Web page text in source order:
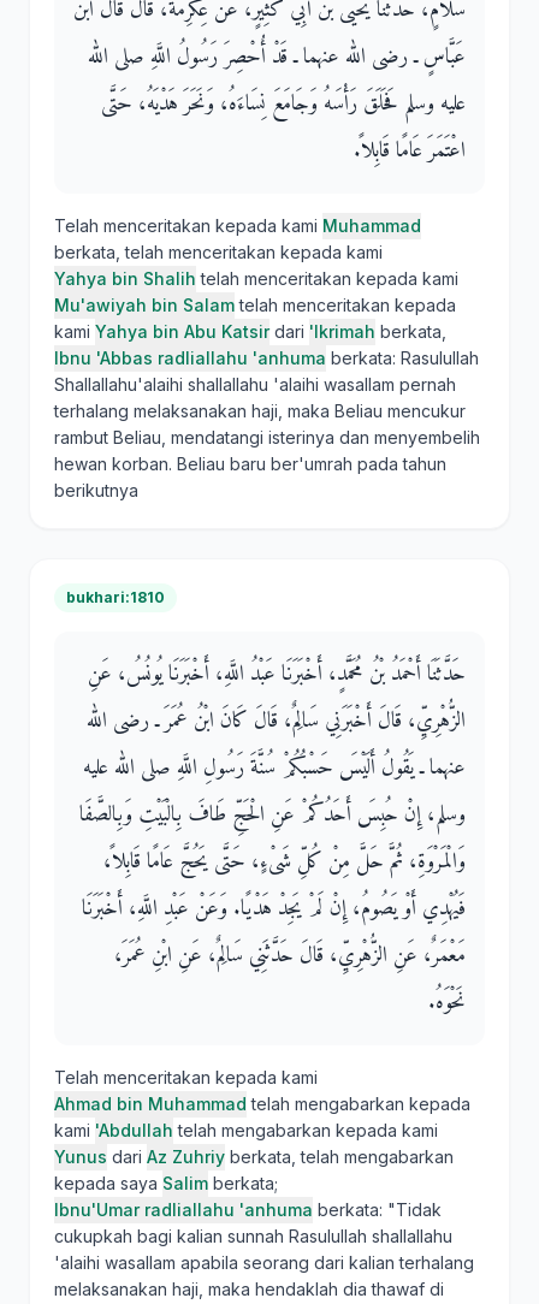
سَلاَّمٍ، حَدَّثَنَا يَحْيَى بْنُ أَبِي كَثِيرٍ، عَنْ عِكْرِمَةَ، قَالَ قَالَ ابْنُ
عَبَّاسٍ ـ رضى الله عنهما ـ قَدْ أُحْصِرَ رَسُولُ اللَّهِ صلى الله
عليه وسلم فَحَلَقَ رَأْسَهُ وَجَامَعَ نِسَاءَهُ، وَنَحَرَ هَدْيَهُ، حَتَّى
اعْتَمَرَ عَامًا قَابِلاً‏.‏
Telah menceritakan kepada kami Muhammad
berkata, telah menceritakan kepada kami
Yahya bin Shalih telah menceritakan kepada kami
Mu'awiyah bin Salamtelah menceritakan kepada
kami Yahya bin Abu Katsirdari 'Ikrimah berkata,
Ibnu 'Abbas radliallahu 'anhuma berkata: Rasulullah
Shallallahu'alaihi shallallahu 'alaihi wasallam pernah
terhalang melaksanakan haji, maka Beliau mencukur
rambut Beliau, mendatangi isterinya dan menyembelih
hewan korban. Beliau baru ber'umrah pada tahun
berikutnya
bukhari:1810
حَدَّثَنَا أَحْمَدُ بْنُ مُحَمَّدٍ، أَخْبَرَنَا عَبْدُ اللَّهِ، أَخْبَرَنَا يُونُسُ، عَنِ
الزُّهْرِيِّ، قَالَ أَخْبَرَنِي سَالِمٌ، قَالَ كَانَ ابْنُ عُمَرَ ـ رضى الله
عنهما ـ يَقُولُ أَلَيْسَ حَسْبُكُمْ سُنَّةَ رَسُولِ اللَّهِ صلى الله عليه
وسلم، إِنْ حُبِسَ أَحَدُكُمْ عَنِ الْحَجِّ طَافَ بِالْبَيْتِ وَبِالصَّفَا
وَالْمَرْوَةِ، ثُمَّ حَلَّ مِنْ كُلِّ شَىْءٍ، حَتَّى يَحُجَّ عَامًا قَابِلاً،
فَيُهْدِي أَوْ يَصُومُ، إِنْ لَمْ يَجِدْ هَدْيًا‏.‏ وَعَنْ عَبْدِ اللَّهِ، أَخْبَرَنَا
مَعْمَرٌ، عَنِ الزُّهْرِيِّ، قَالَ حَدَّثَنِي سَالِمٌ، عَنِ ابْنِ عُمَرَ،
نَحْوَهُ‏.‏
Telah menceritakan kepada kami
Ahmad bin Muhammad telah mengabarkan kepada
kami 'Abdullah telah mengabarkan kepada kami
Yunus dari Az Zuhriy berkata, telah mengabarkan
kepada saya Salim berkata;
Ibnu'Umar radliallahu 'anhuma berkata: "Tidak
cukupkah bagi kalian sunnah Rasulullah shallallahu
'alaihi wasallam apabila seorang dari kalian terhalang
melaksanakan haji, maka hendaklah dia thawaf di